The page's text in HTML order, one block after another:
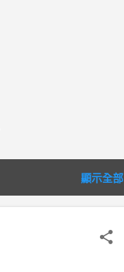
顯示全部